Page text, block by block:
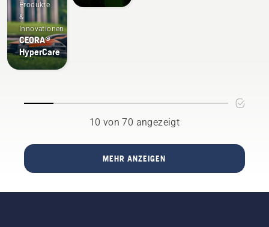
kann
dieser
Rasen
auch
unter
den
Sport,
häufigen
standhalten
Produkte
&
Innovationen
CEORA®
HyperCare
10 von 70 angezeigt
MEHR ANZEIGEN